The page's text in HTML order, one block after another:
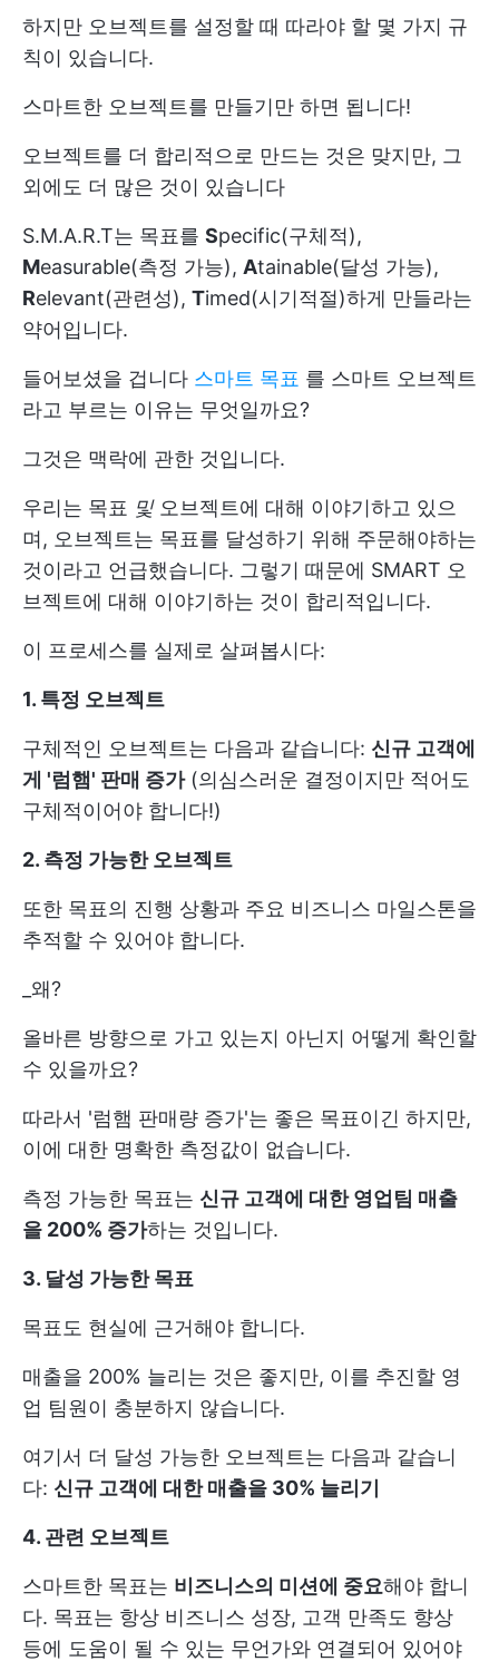
하지만 오브젝트를 설정할 때 따라야 할 몇 가지 규
칙이 있습니다.
스마트한 오브젝트를 만들기만 하면 됩니다!
오브젝트를 더 합리적으로 만드는 것은 맞지만, 그
외에도 더 많은 것이 있습니다
S.M.A.R.T는 목표를 Specific(구체적),
Measurable(측정 가능), Atainable(달성 가능),
Relevant(관련성), Timed(시기적절)하게 만들라는
약어입니다.
들어보셨을 겁니다 스마트 목표 를 스마트 오브젝트
라고 부르는 이유는 무엇일까요?
그것은 맥락에 관한 것입니다.
우리는 목표 및오브젝트에 대해 이야기하고 있으
며, 오브젝트는 목표를 달성하기 위해 주문해야하는
것이라고 언급했습니다. 그렇기 때문에 SMART 오
브젝트에 대해 이야기하는 것이 합리적입니다.
이 프로세스를 실제로 살펴봅시다:
1. 특정 오브젝트
구체적인 오브젝트는 다음과 같습니다: 신규 고객에
게 '럼햄' 판매 증가(의심스러운 결정이지만 적어도
구체적이어야 합니다!)
2. 측정 가능한 오브젝트
또한 목표의 진행 상황과 주요 비즈니스 마일스톤을
추적할 수 있어야 합니다.
_왜?
올바른 방향으로 가고 있는지 아닌지 어떻게 확인할
수 있을까요?
따라서 '럼햄 판매량 증가'는 좋은 목표이긴 하지만,
이에 대한 명확한 측정값이 없습니다.
측정 가능한 목표는 신규 고객에 대한 영업팀 매출
을 200% 증가하는 것입니다.
3. 달성 가능한 목표
목표도 현실에 근거해야 합니다.
매출을 200% 늘리는 것은 좋지만, 이를 추진할 영
업 팀원이 충분하지 않습니다.
여기서 더 달성 가능한 오브젝트는 다음과 같습니
다: 신규 고객에 대한 매출을 30% 늘리기
4. 관련 오브젝트
스마트한 목표는 비즈니스의 미션에 중요해야 합니
다. 목표는 항상 비즈니스 성장, 고객 만족도 향상
등에 도움이 될 수 있는 무언가와 연결되어 있어야